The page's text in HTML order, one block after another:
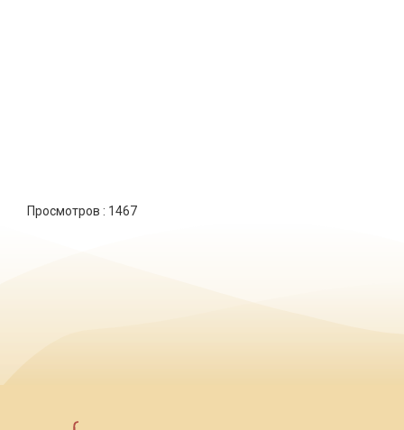
Просмотров : 1467